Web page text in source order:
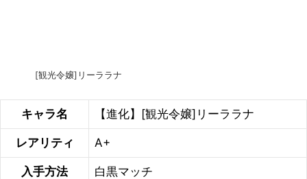
[観光令嬢]リーララナ
キャラ名 【進化】[観光令嬢]リーララナ
レアリティ A+
入手方法 白黒マッチ